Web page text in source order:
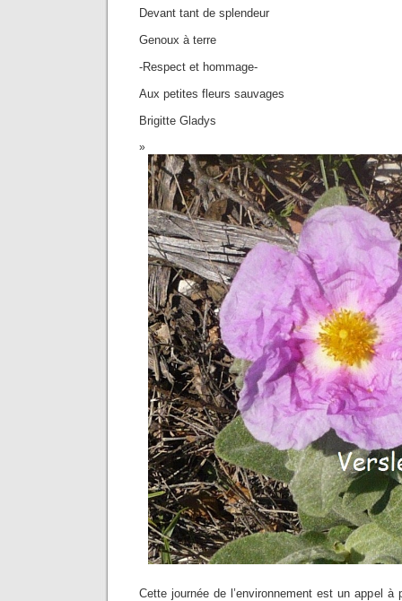
Devant tant de splendeur
Genoux à terre
-Respect et hommage-
Aux petites fleurs sauvages
Brigitte Gladys
Cette journée de l’environnement est un appel à